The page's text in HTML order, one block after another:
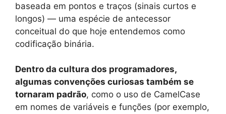
baseada em pontos e traços (sinais curtos e
longos) — uma espécie de antecessor
conceitual do que hoje entendemos como
codificação binária.
Dentro da cultura dos programadores,
algumas convenções curiosas também se
tornaram padrão, como o uso de CamelCase
em nomes de variáveis e funções (por exemplo,